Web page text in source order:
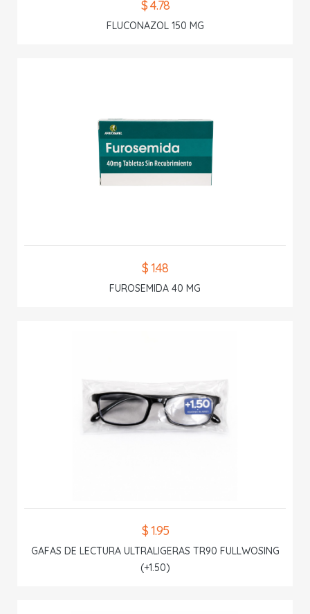
$ 4.78
FLUCONAZOL 150 MG
$ 1.48
FUROSEMIDA 40 MG
$ 1.95
GAFAS DE LECTURA ULTRALIGERAS TR90 FULLWOSING
(+1.50)